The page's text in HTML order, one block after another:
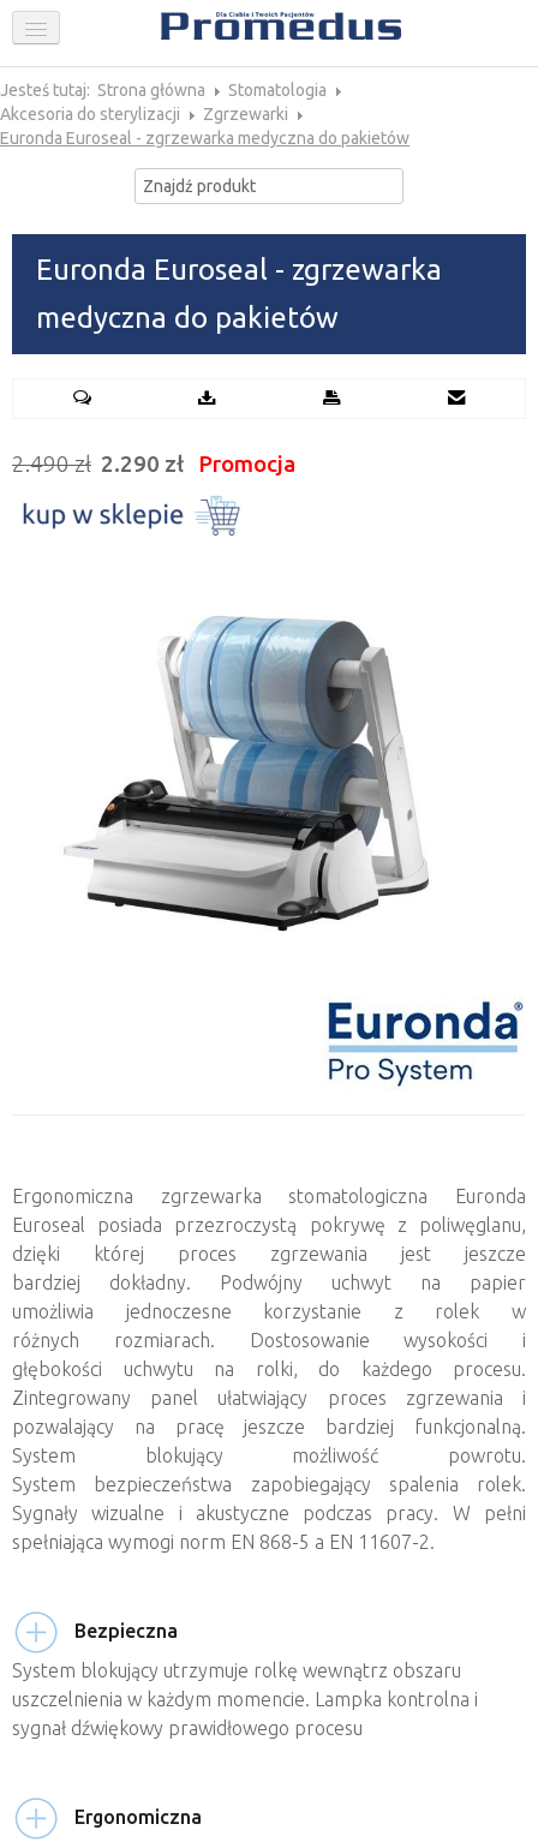
STOMATOLOGIA
GINEKOLOGIA
SKLEP
KONTAKT
Jesteś tutaj: Strona główna
Stomatologia
Akcesoria do sterylizacji
Zgrzewarki
Euronda Euroseal - zgrzewarka medyczna do pakietów
Euronda Euroseal - zgrzewarka
medyczna do pakietów
2.490 zł 2.290 zł Promocja
Ergonomiczna zgrzewarka stomatologiczna Euronda
Euroseal posiada przezroczystą pokrywę z poliwęglanu,
dzięki której proces zgrzewania jest jeszcze
bardziej dokładny. Podwójny uchwyt na papier
umożliwia jednoczesne korzystanie z rolek w
różnych rozmiarach. Dostosowanie wysokości i
głębokości uchwytu na rolki, do każdego procesu.
Zintegrowany panel ułatwiający proces zgrzewania i
pozwalający na pracę jeszcze bardziej funkcjonalną.
System blokujący możliwość powrotu.
System bezpieczeństwa zapobiegający spalenia rolek.
Sygnały wizualne i akustyczne podczas pracy. W pełni
spełniająca wymogi norm EN 868-5 a EN 11607-2.
Bezpieczna
System blokujący utrzymuje rolkę wewnątrz obszaru
uszczelnienia w każdym momencie. Lampka kontrolna i
sygnał dźwiękowy prawidłowego procesu
Ergonomiczna